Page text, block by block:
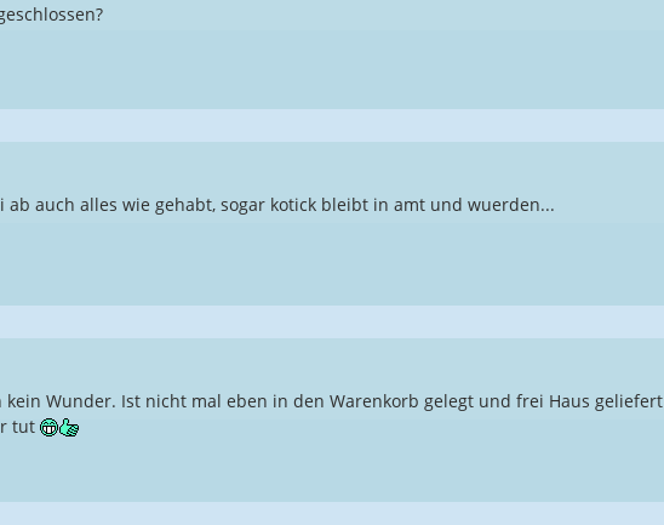
auch alles wie gehabt, sogar kotick bleibt in amt und wuerden...
kein Wunder. Ist nicht mal eben in den Warenkorb gelegt und frei Haus geliefert
tut